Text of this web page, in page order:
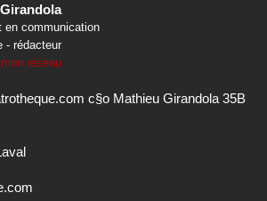
en communication
- rédacteur
réseau
c§o Mathieu Girandola 35B